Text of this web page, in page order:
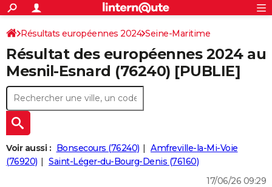
ACTUALITÉS
Politique
Société
Faits Divers
Education
Monde
Villes
+
SPORT
Coupe du monde 2026
Football
Tennis
Cyclisme
Rugby
Forum
Programme TV
TNT
Streaming
Cinéma
Sorties cinéma
Musique
+
FINANCE
Retraite
Impôts
Epargne
Immobilier
Risques naturels par ville
Banque
Assurance
Crédit
AUTO
Essais
Réserver un essai
Citadines
Berlines
SUV
Forum auto
+
HIGH-TECH
Mobiles
Meilleur smartphone
Internet
Ordinateurs
Jeux vidéo
Guide high-tech
+
BRICOLAGE
Rechercher
S'inscrire
Connexion
Résultats européennes 2024 Seine-Maritime
Résultat des européennes 2024 au
Mesnil-Esnard (76240) [PUBLIE]
Voir aussi : Bonsecours (76240)
Amfreville-la-Mi-Voie
(76920)
Saint-Léger-du-Bourg-Denis (76160)
17/06/26 09:29